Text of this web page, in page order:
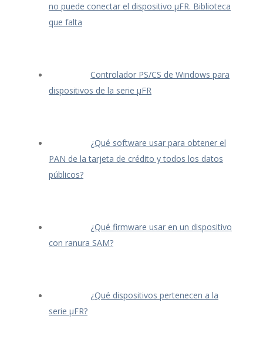
no puede conectar el dispositivo μFR. Biblioteca
que falta
Controlador PS/CS de Windows para
dispositivos de la serie μFR
¿Qué software usar para obtener el
PAN de la tarjeta de crédito y todos los datos
públicos?
¿Qué firmware usar en un dispositivo
con ranura SAM?
¿Qué dispositivos pertenecen a la
serie μFR?